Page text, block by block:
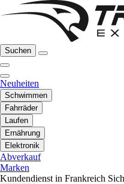
Suchen
Neuheiten
Schwimmen
Fahrräder
Laufen
Ernährung
Elektronik
Abverkauf
Marken
Kundendienst in Frankreich